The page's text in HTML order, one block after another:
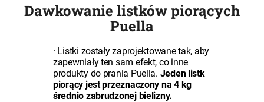
Dawkowanie listków piorących
Puella
· Listki zostały zaprojektowane tak, aby
zapewniały ten sam efekt, co inne
produkty do prania Puella. Jeden listk
piorący jest przeznaczony na 4 kg
średnio zabrudzonej bielizny.